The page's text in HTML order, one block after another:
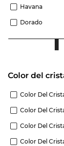
Havana
Dorado
Color del
Color Del
Color Del